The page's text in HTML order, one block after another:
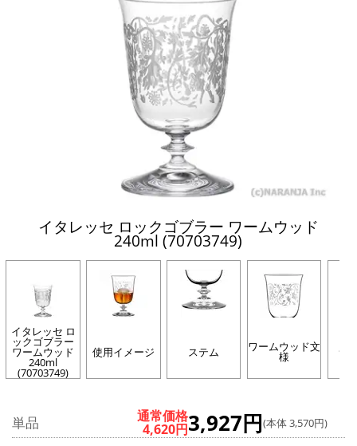
イタレッセ ロックゴブラー ワームウッド
240ml (70703749)
イタレッセ ロ
ックゴブラー
ワームウッド
240ml
(70703749)
使用イメージ ステム ワームウッド文
様 サ
単品 通常価格
4,620円3,927円(本体 3,570円)